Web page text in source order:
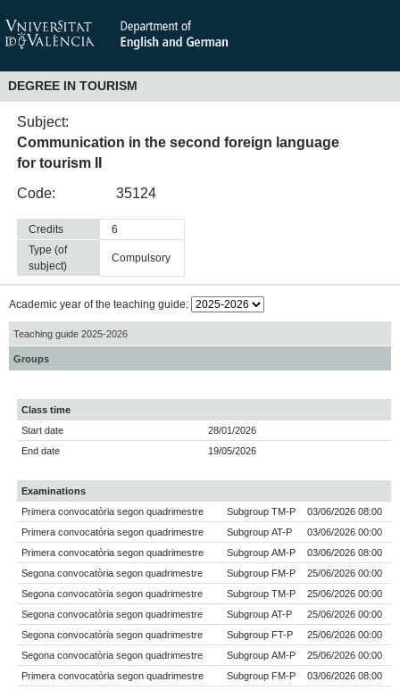
DEGREE IN TOURISM
Subject:
Communication in the second foreign language
for tourism II
Code:
35124
Credits
6
Type (of
subject)
compulsory
Academic year of the teaching guide:
Teaching guide 2025-2026
Groups
Class time
Start date
28/01/2026
End date
19/05/2026
Examinations
Primera convocatòria segon quadrimestre
Subgroup TM-P
03/06/2026 08:00
Primera convocatòria segon quadrimestre
Subgroup AT-P
03/06/2026 00:00
Primera convocatòria segon quadrimestre
Subgroup AM-P
03/06/2026 08:00
Segona convocatòria segon quadrimestre
Subgroup FM-P
25/06/2026 00:00
Segona convocatòria segon quadrimestre
Subgroup TM-P
25/06/2026 00:00
Segona convocatòria segon quadrimestre
Subgroup AT-P
25/06/2026 00:00
Segona convocatòria segon quadrimestre
Subgroup FT-P
25/06/2026 00:00
Segona convocatòria segon quadrimestre
Subgroup AM-P
25/06/2026 00:00
Primera convocatòria segon quadrimestre
Subgroup FM-P
03/06/2026 08:00